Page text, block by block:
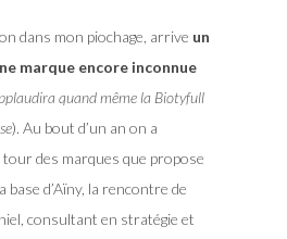
dans mon piochage, arrive un
marque encore inconnue
quand même la Biotyfull
). Au bout d’un an on a
des marques que propose
base d’Aïny, la rencontre de
consultant en stratégie et